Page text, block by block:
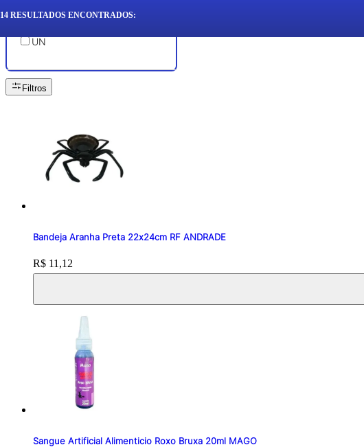
UN
14 RESULTADOS ENCONTRADOS:
Filtros
Bandeja Aranha Preta 22x24cm RF ANDRADE
Price:
R$ 11,12
Sangue Artificial Alimenticio Roxo Bruxa 20ml MAGO